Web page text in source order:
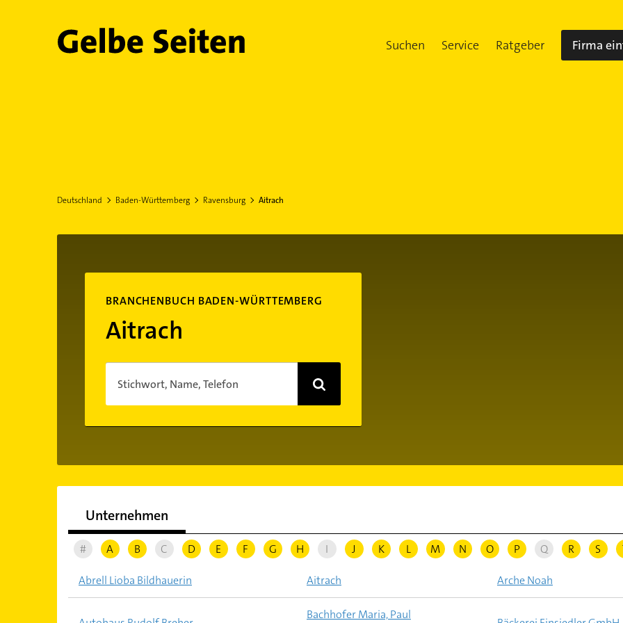
Gelbe Seiten Suchen Service Ratgeber Firma
Deutschland Baden-Württemberg Ravensburg Aitrach
BRANCHENBUCH BADEN-WÜRTTEMBERG
Aitrach
Stichwort, Name, Telefon
Unternehmen
# A B C D E F G H I J K L M N O P Q R S
Abrell Lioba Bildhauerin Aitrach Arche Noah
Bachhofer Maria, Paul